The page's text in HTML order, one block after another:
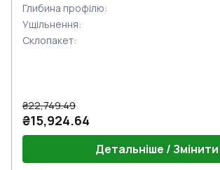
Глибина профілю:
Ущільнення:
Склопакет:
₴22,749.49
₴15,924.64
Детальніше / Змінити